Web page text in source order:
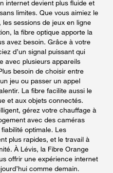
internet devient plus fluide et
limites. Que vous aimiez le
sessions de jeux en ligne
la fibre optique apporte la
avez besoin. Grâce à votre
d’un signal puissant qui
avec plusieurs appareils
besoin de choisir entre
jeu ou passer un appel
La fibre facilite aussi le
et aux objets connectés.
gérez votre chauffage à
avec des caméras
optimale. Les
plus rapides, et le travail à
À Lévis, la Fibre Orange
offrir une expérience internet
comme demain.